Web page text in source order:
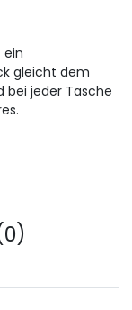
ein
gleicht dem
bei jeder Tasche